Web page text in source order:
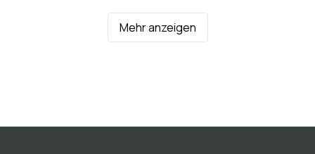
Mehr anzeigen